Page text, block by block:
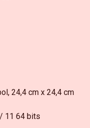
24,4 cm x 24,4 cm
11 64 bits